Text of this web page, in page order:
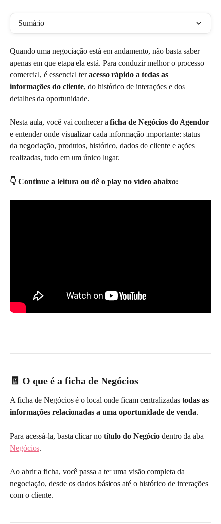
Sumário
Quando uma negociação está em andamento, não basta saber
apenas em que etapa ela está. Para conduzir melhor o processo
comercial, é essencial ter acesso rápido a todas as
informações do cliente, do histórico de interações e dos
detalhes da oportunidade.
Nesta aula, você vai conhecer a ficha de Negócios do Agendor
e entender onde visualizar cada informação importante: status
da negociação, produtos, histórico, dados do cliente e ações
realizadas, tudo em um único lugar.
👇 Continue a leitura ou dê o play no vídeo abaixo:
🧾 O que é a ficha de Negócios
A ficha de Negócios é o local onde ficam centralizadas todas as
informações relacionadas a uma oportunidade de venda.
Para acessá-la, basta clicar no título do Negócio dentro da aba
Negócios.
Ao abrir a ficha, você passa a ter uma visão completa da
negociação, desde os dados básicos até o histórico de interações
com o cliente.